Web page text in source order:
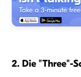
2. Die "Three"-